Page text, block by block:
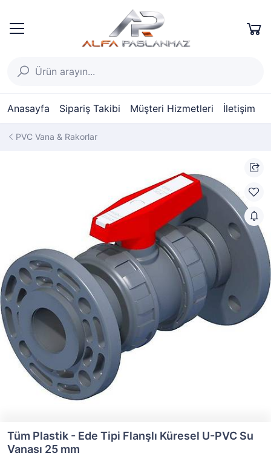
Anasayfa Sipariş Takibi Müşteri Hizmetleri İletişim
PVC Vana & Rakorlar
Tüm Plastik - Ede Tipi Flanşlı Küresel U-PVC Su
Vanası 25 mm